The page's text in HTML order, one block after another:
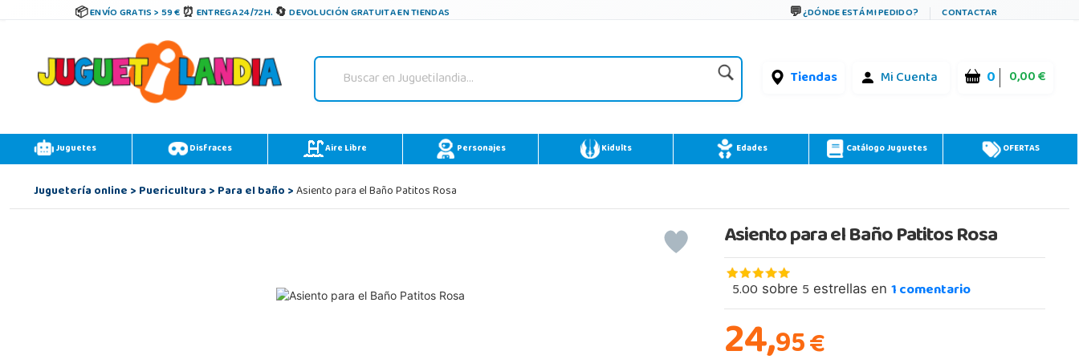
ENVÍO GRATIS > 59 € ENTREGA 24/72H. DEVOLUCIÓN GRATUITA EN TIENDAS ¿DÓNDE ESTÁ MI PEDIDO? CONTACTAR
Tiendas Mi Cuenta 0 0,00 €
Juguetes Disfraces Aire Libre Personajes Kidults Edades Catálogo Juguetes OFERTAS
Juguetería online>Puericultura>Para el baño>Asiento para el Baño Patitos Rosa
Asiento para el Baño Patitos Rosa
5.00 sobre 5 estrellas en1comentario
95€